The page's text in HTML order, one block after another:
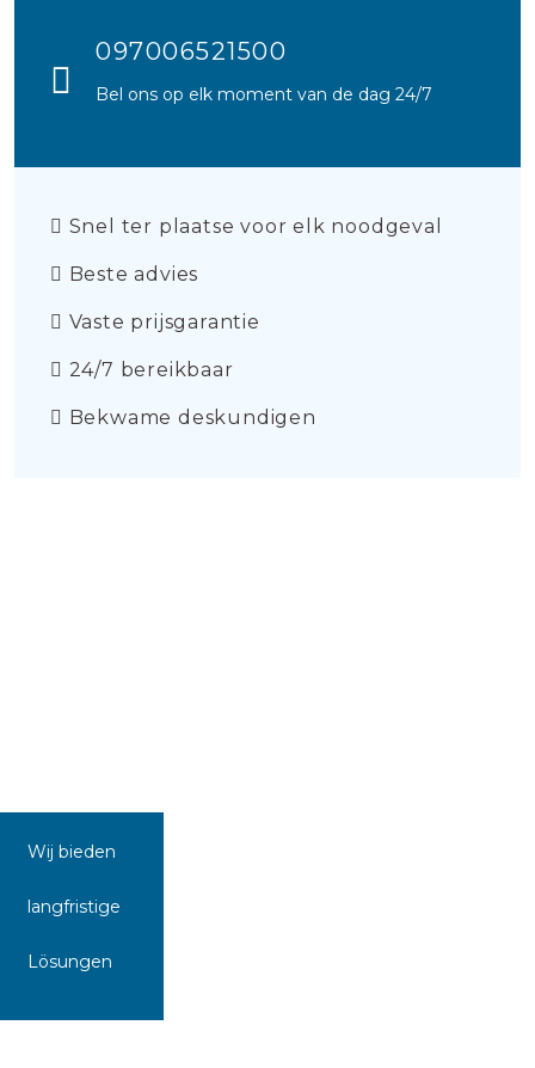
097006521500
Bel ons op elk moment van de dag 24/7
Snel ter plaatse voor elk noodgeval
Beste advies
Vaste prijsgarantie
24/7 bereikbaar
Bekwame deskundigen
Wij bieden
langfristige
Lösungen